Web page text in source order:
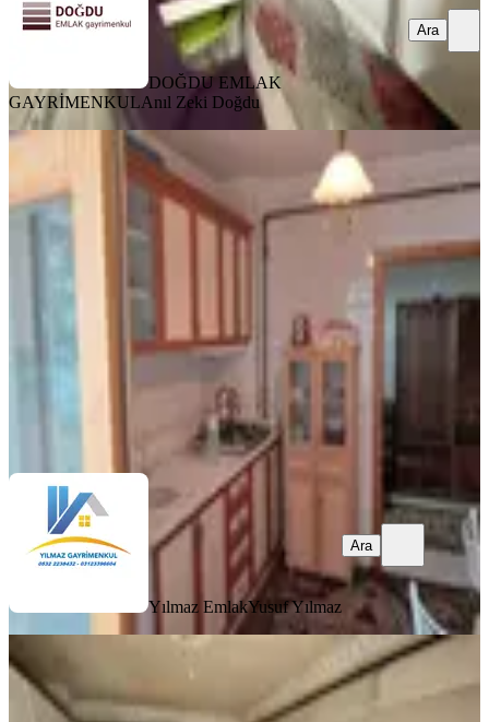
DOĞDU EMLAK
GAYRİMENKULAnıl Zeki Doğdu
Ara
MANZARALI
Keçiören Yeşiltepe Mahallesinde 3+1
Giriş Daire
Keçiören, Yeşiltepe Mahallesi
18.04.2026
Yüksek
Yılmaz EmlakYusuf Yılmaz
Ara
Doğdu Emlak'tan Yeşiltepe'de G.kat
Yeni Bina